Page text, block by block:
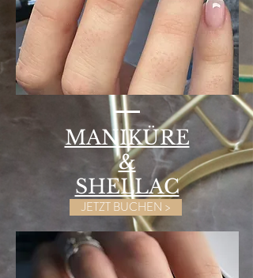
MANIKÜRE
&
SHELLAC
JETZT BUCHEN >